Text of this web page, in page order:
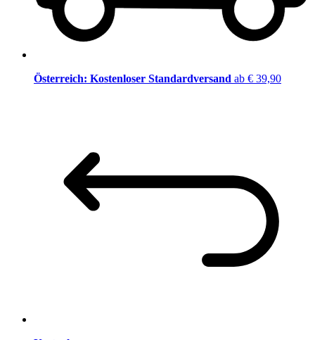
Österreich: Kostenloser Standardversand ab € 39,90